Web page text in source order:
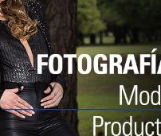
ApasionArte
Catalina